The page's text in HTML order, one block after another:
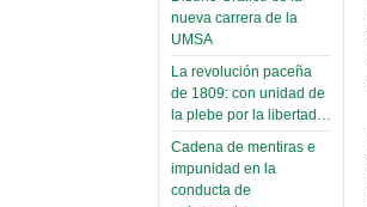
nueva carrera de la
UMSA
La revolución paceña
de 1809: con unidad de
la plebe por la libertad…
Cadena de mentiras e
impunidad en la
conducta de